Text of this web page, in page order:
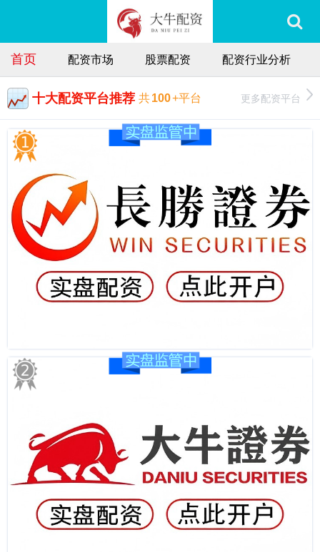
首页 配资市场 股票配资 配资行业分析
十大配资平台推荐 共100+平台 更多配资平台